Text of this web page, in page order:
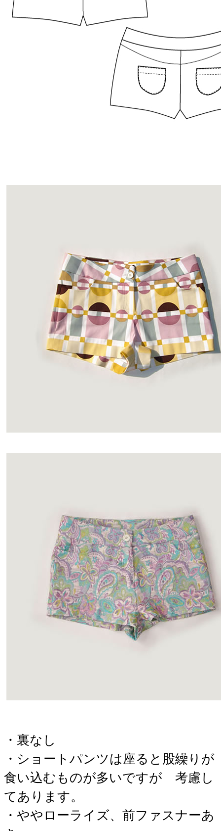
・裏なし
・ショートパンツは座ると股繰りが
食い込むものが多いですが 考慮し
てあります。
・ややローライズ、前ファスナーあ